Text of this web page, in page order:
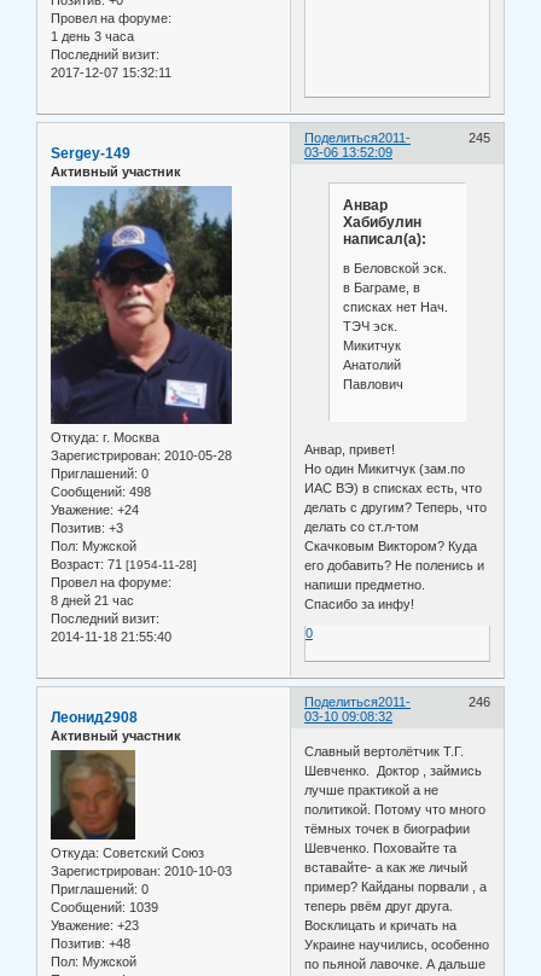
Провел на форуме:
1 день 3 часа
Последний визит:
2017-12-07 15:32:11
Поделиться 245
2011-
03-06 13:52:09
Sergey-149
Активный участник
Откуда: г. Москва
Зарегистрирован: 2010-05-28
Приглашений: 0
Сообщений: 498
Уважение: +24
Позитив: +3
Пол: Мужской
Возраст: 71 [1954-11-28]
Провел на форуме:
8 дней 21 час
Последний визит:
2014-11-18 21:55:40
Анвар
Хабибулин
написал(а):
в Беловской эск.
в Баграме, в
списках нет Нач.
ТЭЧ эск.
Микитчук
Анатолий
Павлович
Анвар, привет!
Но один Микитчук (зам.по
ИАС ВЭ) в списках есть, что
делать с другим? Теперь, что
делать со ст.л-том
Скачковым Виктором? Куда
его добавить? Не поленись и
напиши предметно.
Спасибо за инфу!
0
Поделиться 246
2011-
03-10 09:08:32
Леонид2908
Активный участник
Откуда: Советский Союз
Зарегистрирован: 2010-10-03
Приглашений: 0
Сообщений: 1039
Уважение: +23
Позитив: +48
Пол: Мужской
Славный вертолётчик Т.Г.
Шевченко. Доктор , займись
лучше практикой а не
политикой. Потому что много
тёмных точек в биографии
Шевченко. Поховайте та
вставайте- а как же личый
пример? Кайданы порвали , а
теперь рвём друг друга.
Восклицать и кричать на
Украине научились, особенно
по пьяной лавочке. А дальше